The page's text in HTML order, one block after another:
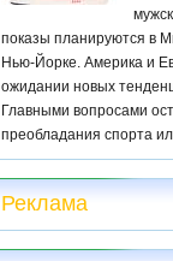
показы планируются в
Нью-Йорке. Америка и
ожидании новых
Главными вопросами
преобладания спорта
Реклама